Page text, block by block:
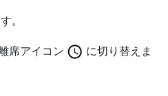
。
席アイコン
に切り替えま